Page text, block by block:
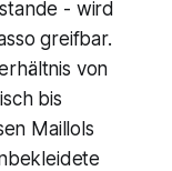
- wird
greifbar.
von
bis
Maillols